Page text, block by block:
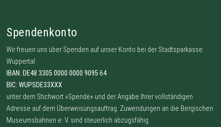
Spendenkonto
Wir freuen uns über Spenden auf unser Konto bei der Stadtsparkasse
Wuppertal
IBAN: DE48 3305 0000 0000 9095 64
BIC: WUPSDE33XXX
unter dem Stichwort »Spende« und der Angabe Ihrer vollständigen
Adresse auf dem Überweisungsauftrag. Zuwendungen an die Bergischen
Museumsbahnen e. V. sind steuerlich abzugsfähig.